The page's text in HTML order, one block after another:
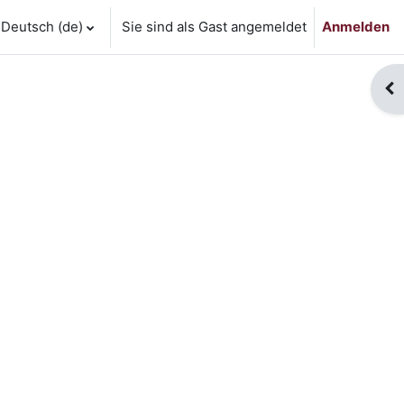
Deutsch ‎(de)‎ Sie sind als Gast angemeldet Anmelden